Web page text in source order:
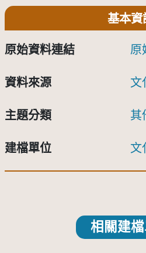
基本資
原始資料連結 原
資料來源 文
主題分類 其
建檔單位 文
相關建